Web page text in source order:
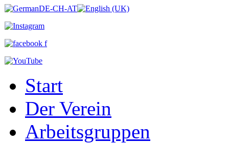
Start
Der Verein
Arbeitsgruppen